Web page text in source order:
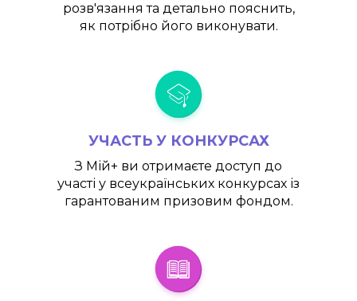
розв'язання та детально пояснить,
як потрібно його виконувати.
УЧАСТЬ У КОНКУРСАХ
З Мій+ ви отримаєте доступ до
участі у всеукраїнських конкурсах із
гарантованим призовим фондом.